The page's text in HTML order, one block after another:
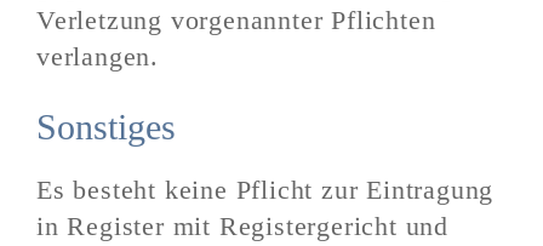
Verletzung vorgenannter Pflichten
verlangen.
Sonstiges
Es besteht keine Pflicht zur Eintragung
in Register mit Registergericht und